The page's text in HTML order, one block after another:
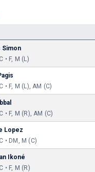
Simon
• F, M (L)
• F, M (L), AM (C)
• F, M (R), AM (C)
Lopez
• DM, M (C)
Ikoné
• F, M (R)